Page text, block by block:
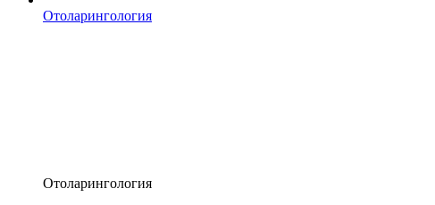
Отоларингология
Отоларингология